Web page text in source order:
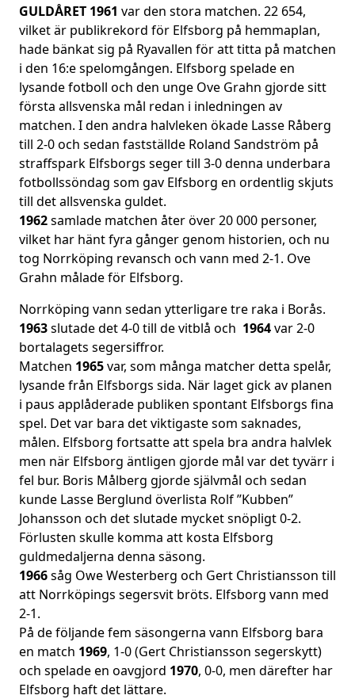
GULDÅRET 1961 var den stora matchen. 22 654,
vilket är publikrekord för Elfsborg på hemmaplan,
hade bänkat sig på Ryavallen för att titta på matchen
i den 16:e spelomgången. Elfsborg spelade en
lysande fotboll och den unge Ove Grahn gjorde sitt
första allsvenska mål redan i inledningen av
matchen. I den andra halvleken ökade Lasse Råberg
till 2-0 och sedan fastställde Roland Sandström på
straffspark Elfsborgs seger till 3-0 denna underbara
fotbollssöndag som gav Elfsborg en ordentlig skjuts
till det allsvenska guldet.
1962samlade matchen åter över 20 000 personer,
vilket har hänt fyra gånger genom historien, och nu
tog Norrköping revansch och vann med 2-1. Ove
Grahn målade för Elfsborg.
Norrköping vann sedan ytterligare tre raka i Borås.
1963slutade det 4-0 till de vitblå och 1964var 2-0
bortalagets segersiffror.
Matchen 1965var, som många matcher detta spelår,
lysande från Elfsborgs sida. När laget gick av planen
i paus applåderade publiken spontant Elfsborgs fina
spel. Det var bara det viktigaste som saknades,
målen. Elfsborg fortsatte att spela bra andra halvlek
men när Elfsborg äntligen gjorde mål var det tyvärr i
fel bur. Boris Målberg gjorde självmål och sedan
kunde Lasse Berglund överlista Rolf ”Kubben”
Johansson och det slutade mycket snöpligt 0-2.
Förlusten skulle komma att kosta Elfsborg
guldmedaljerna denna säsong.
1966såg Owe Westerberg och Gert Christiansson till
att Norrköpings segersvit bröts. Elfsborg vann med
2-1.
På de följande fem säsongerna vann Elfsborg bara
en match 1969, 1-0 (Gert Christiansson segerskytt)
och spelade en oavgjord 1970, 0-0, men därefter har
Elfsborg haft det lättare.